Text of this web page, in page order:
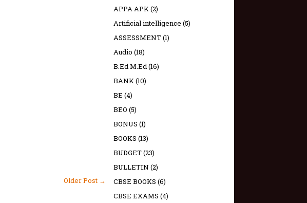
Older Post →
APPA APK(2)
Artificial intelligence (5)
ASSESSMENT(1)
Audio (18)
B.Ed M.Ed(16)
BANK(10)
BE (4)
BEO (5)
BONUS (1)
BOOKS (13)
BUDGET(23)
BULLETIN (2)
CBSE BOOKS (6)
CBSE EXAMS (4)